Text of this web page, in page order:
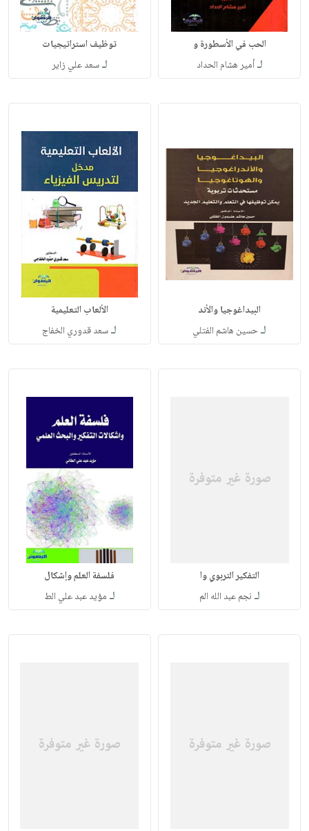
الحب في الأسطورة و
لـأمير هشام الحداد
توظيف استراتيجيات
لـسعد علي زاير
البيداغوجيا والأند
لـحسين هاشم الفتلي
الألعاب التعليمية
لـسعد قدوري الخفاج
التفكير التربوي وا
لـ نجم عبد الله الم
فلسفة العلم وإشكال
لـ مؤيد عبد علي الط